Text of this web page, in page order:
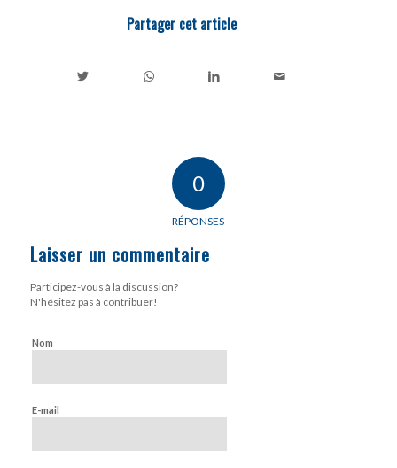
Partager cet article
0
RÉPONSES
Laisser un commentaire
Participez-vous à la discussion?
N'hésitez pas à contribuer!
Nom
E-mail